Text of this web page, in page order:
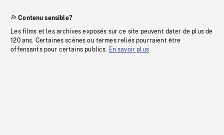
Contenu sensible?
Les films et les archives exposés sur ce site peuvent dater de plus de
120 ans. Certaines scènes ou termes reliés pourraient être
offensants pour certains publics. En savoir plus